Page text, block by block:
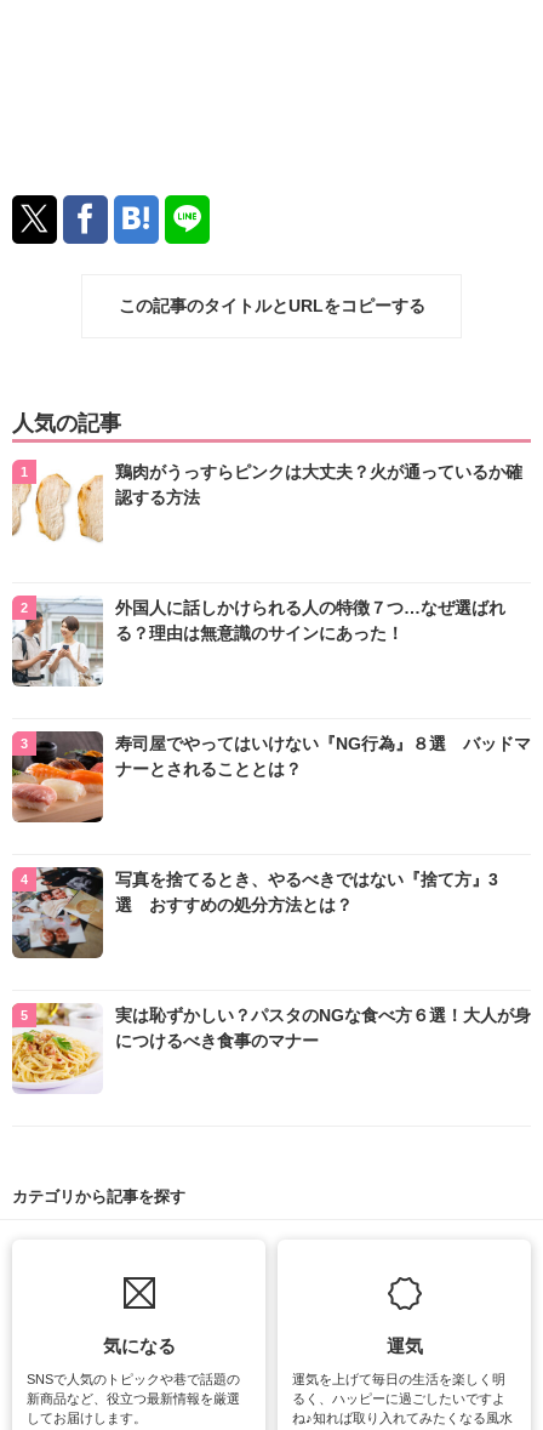
この記事のタイトルとURLをコピーする
人気の記事
鶏肉がうっすらピンクは大丈夫？火が通っているか確
認する方法
外国人に話しかけられる人の特徴７つ…なぜ選ばれ
る？理由は無意識のサインにあった！
寿司屋でやってはいけない『NG行為』８選 バッドマ
ナーとされることとは？
写真を捨てるとき、やるべきではない『捨て方』3
選 おすすめの処分方法とは？
実は恥ずかしい？パスタのNGな食べ方６選！大人が身
につけるべき食事のマナー
カテゴリから記事を探す
気になる
SNSで人気のトピックや巷で話題の
新商品など、役立つ最新情報を厳選
してお届けします。
運気
運気を上げて毎日の生活を楽しく明
るく、ハッピーに過ごしたいですよ
ね♪知れば取り入れてみたくなる風水